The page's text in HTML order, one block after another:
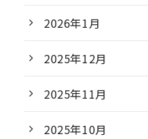
2026年1月
2025年12月
2025年11月
2025年10月